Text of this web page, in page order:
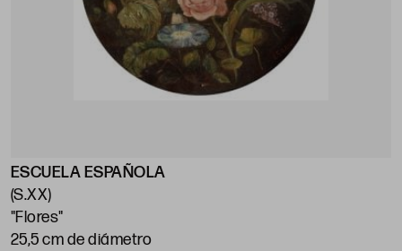
ESCUELA ESPAÑOLA
(S.XX)
"Flores"
25,5 cm de diámetro